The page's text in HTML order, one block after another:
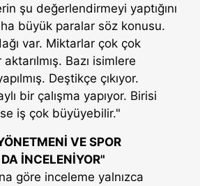
şu değerlendirmeyi yaptığını
büyük paralar söz konusu.
var. Miktarlar çok çok
Bazı isimlere
Deştikçe çıkıyor.
bir çalışma yapıyor. Birisi
iş çok büyüyebilir."
VE SPOR
İNCELENİYOR"
göre inceleme yalnızca